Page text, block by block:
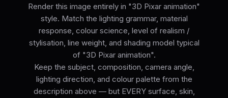
Render this image entirely in "3D Pixar animation"
style. Match the lighting grammar, material
response, colour science, level of realism /
stylisation, line weight, and shading model typical
of "3D Pixar animation".
Keep the subject, composition, camera angle,
lighting direction, and colour palette from the
description above — but EVERY surface, skin,